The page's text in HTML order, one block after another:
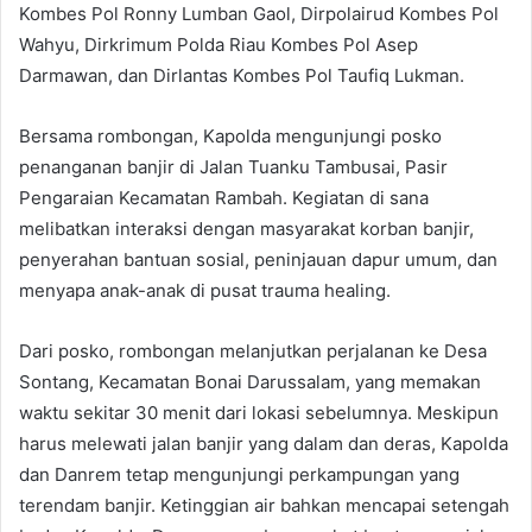
Kombes Pol Ronny Lumban Gaol, Dirpolairud Kombes Pol
Wahyu, Dirkrimum Polda Riau Kombes Pol Asep
Darmawan, dan Dirlantas Kombes Pol Taufiq Lukman.
Bersama rombongan, Kapolda mengunjungi posko
penanganan banjir di Jalan Tuanku Tambusai, Pasir
Pengaraian Kecamatan Rambah. Kegiatan di sana
melibatkan interaksi dengan masyarakat korban banjir,
penyerahan bantuan sosial, peninjauan dapur umum, dan
menyapa anak-anak di pusat trauma healing.
Dari posko, rombongan melanjutkan perjalanan ke Desa
Sontang, Kecamatan Bonai Darussalam, yang memakan
waktu sekitar 30 menit dari lokasi sebelumnya. Meskipun
harus melewati jalan banjir yang dalam dan deras, Kapolda
dan Danrem tetap mengunjungi perkampungan yang
terendam banjir. Ketinggian air bahkan mencapai setengah